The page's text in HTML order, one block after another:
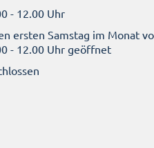
- 12.00 Uhr
ersten Samstag im Monat
- 12.00 Uhr geöffnet